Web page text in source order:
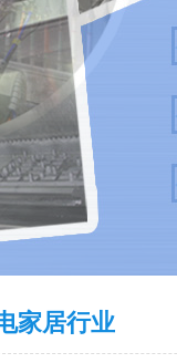
家居行业